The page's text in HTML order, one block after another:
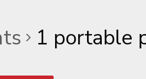
1 portable